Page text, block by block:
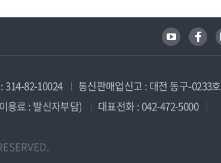
314-82-10024
통신판매업신고 : 대전 동구-0233호
용료 : 발신자부담)
대표전화 : 042-472-5000